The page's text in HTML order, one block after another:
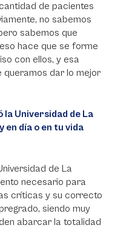
de pacientes
no sabemos
sabemos que
hace que se forme
con ellos, y esa
queramos dar lo mejor
la Universidad de La
en día o en tu vida
de La
necesario para
críticas y su correcto
siendo muy
abarcar la totalidad